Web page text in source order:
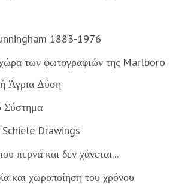
1883-1976
των φωτογραφιών της Marlboro
Άγρια Δύση
Σύστημα
Drawings
περνά και δεν χάνεται...
και χωροποίηση του χρόνου